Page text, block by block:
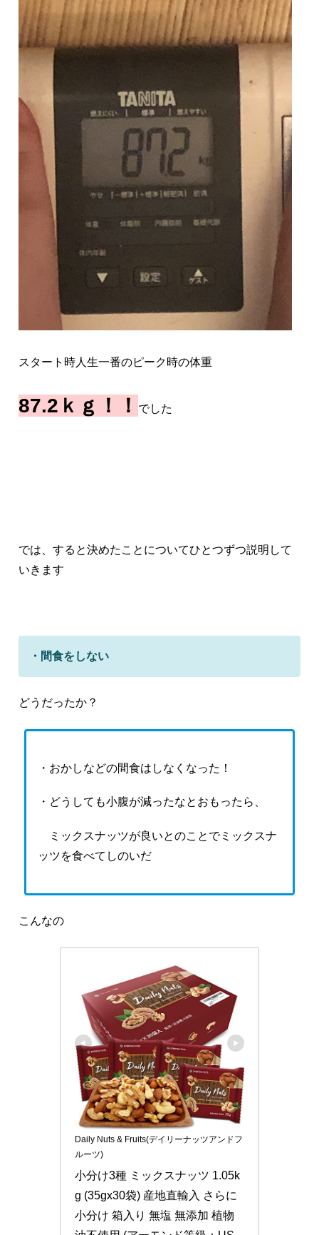
スタート時人生一番のピーク時の体重
87.2ｋｇ！！ でした
では、すると決めたことについてひとつずつ説明して
いきます
・間食をしない
どうだったか？
・おかしなどの間食はしなくなった！
・どうしても小腹が減ったなとおもったら、
ミックスナッツが良いとのことでミックスナ
ッツを食べてしのいだ
こんなの
Daily Nuts & Fruits(デイリーナッツアンドフ
ルーツ)
小分け3種 ミックスナッツ 1.05k
g (35gx30袋) 産地直輸入 さらに
小分け 箱入り 無塩 無添加 植物